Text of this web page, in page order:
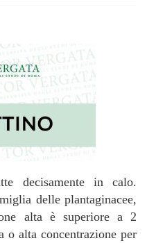
decisamente in calo.
delle plantaginacee,
alta è superiore a 2
o alta concentrazione per